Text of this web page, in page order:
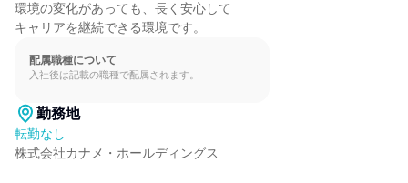
環境の変化があっても、長く安心して
キャリアを継続できる環境です。
配属職種について
入社後は記載の職種で配属されます。
勤務地
転勤なし
株式会社カナメ・ホールディングス